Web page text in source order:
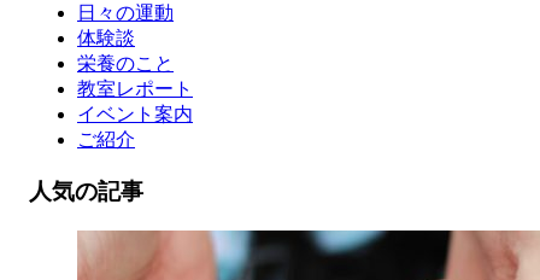
日々の運動
体験談
栄養のこと
教室レポート
イベント案内
ご紹介
人気の記事